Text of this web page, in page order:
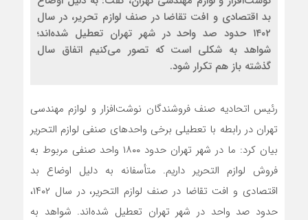
بد اقتصادی و افت تقاضا در صنف لوازم تحریر، در سال
۱۴۰۲ حدود صد واحد در شهر تهران تعطیل شده‌اند؛
شواهد به شکلی است که تصور می‌کنیم اتفاق سال
گذشته باز هم تکرار شود.
رئیس اتحادیه صنف فروشندگان نوشت‌افزار و لوازم مهندسی
تهران در رابطه با تعطیلی برخی واحد‌های صنفی لوازم التحریر
بیان کرد: ما در شهر تهران حدود ۱۸۰۰ واحد صنفی مربوط به
فروش لوازم التحریر داریم. متأسفانه به دلیل اوضاع بد
اقتصادی و افت تقاضا در صنف لوازم التحریر، در سال ۱۴۰۲،
حدود صد واحد در شهر تهران تعطیل شده‌اند. شواهد به